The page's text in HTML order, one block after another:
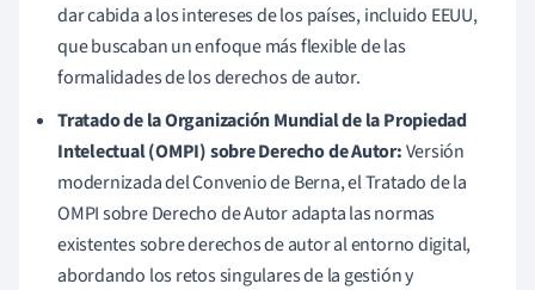
dar cabida a los intereses de los países, incluido EEUU,
que buscaban un enfoque más flexible de las
formalidades de los derechos de autor.
Tratado de la Organización Mundial de la Propiedad
Intelectual (OMPI) sobre Derecho de Autor:Versión
modernizada del Convenio de Berna, el Tratado de la
OMPI sobre Derecho de Autor adapta las normas
existentes sobre derechos de autor al entorno digital,
abordando los retos singulares de la gestión y